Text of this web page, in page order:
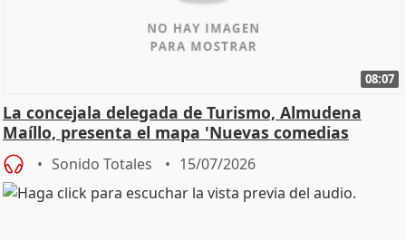
08:07
La concejala delegada de Turismo, Almudena
Maíllo, presenta el mapa 'Nuevas comedias
madrileñas'
Sonido Totales 15/07/2026